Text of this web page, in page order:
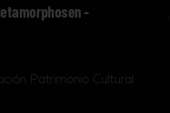
-
Patrimonio Cultural